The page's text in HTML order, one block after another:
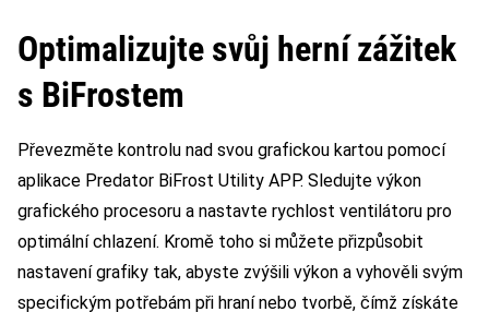
Optimalizujte svůj herní zážitek
s BiFrostem
Převezměte kontrolu nad svou grafickou kartou pomocí
aplikace Predator BiFrost Utility APP. Sledujte výkon
grafického procesoru a nastavte rychlost ventilátoru pro
optimální chlazení. Kromě toho si můžete přizpůsobit
nastavení grafiky tak, abyste zvýšili výkon a vyhověli svým
specifickým potřebám při hraní nebo tvorbě, čímž získáte